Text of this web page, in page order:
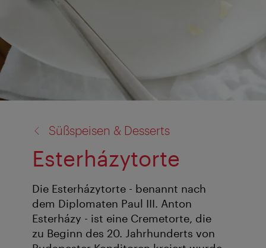
Süßspeisen & Desserts
Esterházytorte
Die Esterházytorte - benannt nach
dem Diplomaten Paul III. Anton
Esterházy - ist eine Cremetorte, die
zu Beginn des 20. Jahrhunderts von